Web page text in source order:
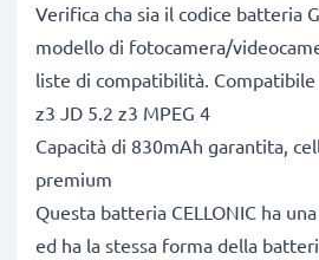
Verifica cha sia il codice batteria
modello di fotocamera/
liste di compatibilità.
z3 JD 5.2 z3 MPEG 4
Capacità di 830mAh garantita,
premium
Questa batteria CELLONIC ha
ed ha la stessa forma della